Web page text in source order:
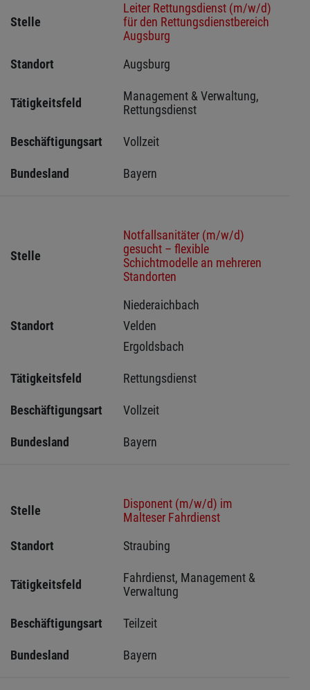
Stelle
Leiter Rettungsdienst (m/w/d)
für den Rettungsdienstbereich
Augsburg
Standort
Augsburg
Tätigkeitsfeld
Management & Verwaltung,
Rettungsdienst
Beschäftigungsart Vollzeit
Bundesland Bayern
Stelle
Notfallsanitäter (m/w/d)
gesucht – flexible
Schichtmodelle an mehreren
Standorten
Standort
Niederaichbach
Velden
Ergoldsbach
Tätigkeitsfeld Rettungsdienst
Beschäftigungsart Vollzeit
Bundesland Bayern
Stelle
Disponent (m/w/d) im
Malteser Fahrdienst
Standort
Straubing
Tätigkeitsfeld
Fahrdienst, Management &
Verwaltung
Beschäftigungsart Teilzeit
Bundesland Bayern